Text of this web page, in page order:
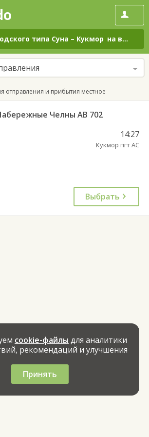
типа Суна – Кукмор на все дни
отправления и прибытия местное
Челны АВ 702
14:27
Кукмор пгт АС
Выбрать
cookie-файлы для аналитики
рекомендаций и улучшения
Принять